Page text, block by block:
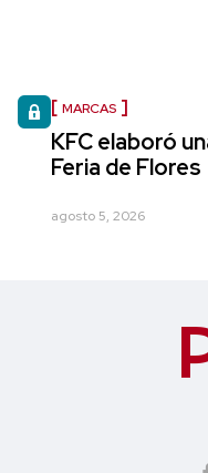
MARCAS
KFC elaboró
Feria de Flores
agosto 5, 2026